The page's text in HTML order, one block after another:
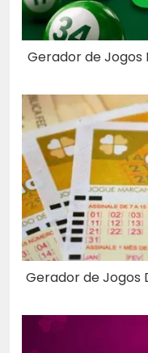
Gerador de
Gerador de